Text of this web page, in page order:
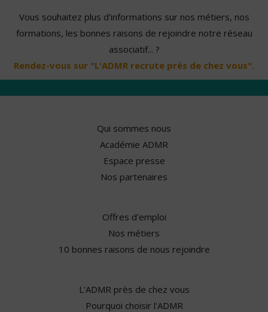
Vous souhaitez plus d'informations sur nos métiers, nos
formations, les bonnes raisons de rejoindre notre réseau
associatif... ?
Rendez-vous sur "L'ADMR recrute près de chez vous".
Qui sommes nous
Académie ADMR
Espace presse
Nos partenaires
Offres d'emploi
Nos métiers
10 bonnes raisons de nous rejoindre
L'ADMR près de chez vous
Pourquoi choisir l'ADMR